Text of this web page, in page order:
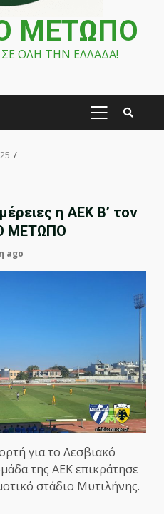
ΜΕΤΩΠΟ
ΟΛΗ ΤΗΝ ΕΛΛΑΔΑ!
PRIMARY
25
η ΑΕΚ Β’ τον
ΜΕΤΩΠΟ
ago
για το Λεσβιακό
της ΑΕΚ επικράτησε
στάδιο Μυτιλήνης.